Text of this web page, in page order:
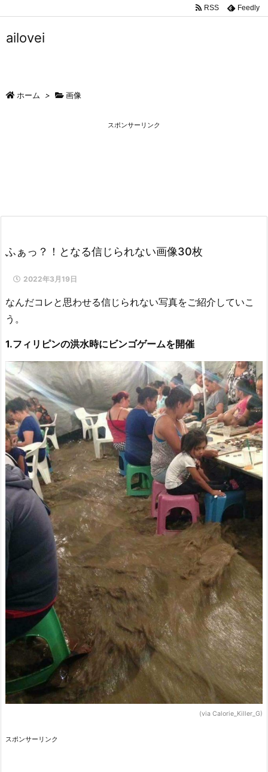
RSS Feedly
ailovei
ホーム > 画像
スポンサーリンク
ふぁっ？！となる信じられない画像30枚
2022年3月19日
なんだコレと思わせる信じられない写真をご紹介していこ
う。
1.フィリピンの洪水時にビンゴゲームを開催
(via Calorie_Killer_G)
スポンサーリンク